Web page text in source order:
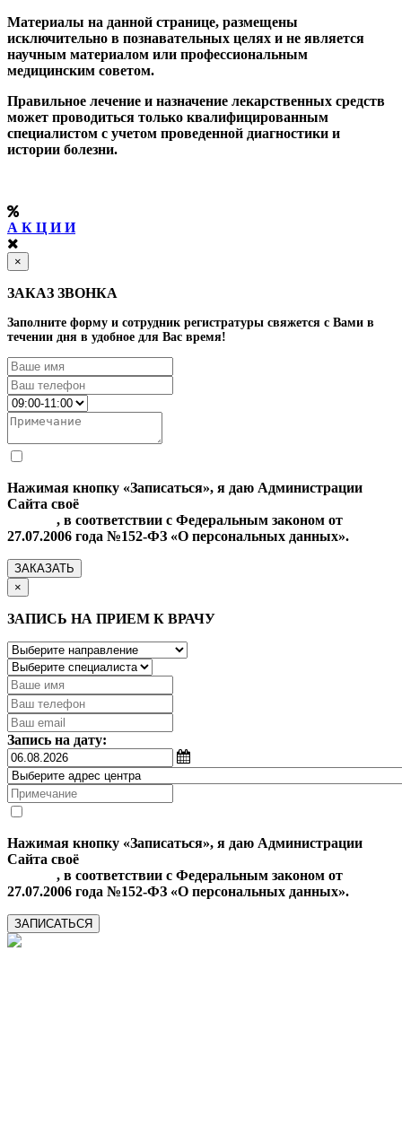
Материалы на данной странице, размещены
исключительно в познавательных целях и не является
научным материалом или профессиональным
медицинским советом.
Правильное лечение и назначение лекарственных средств
может проводиться только квалифицированным
специалистом с учетом проведенной диагностики и
истории болезни.
А К Ц И И
×
ЗАКАЗ ЗВОНКА
Заполните форму и сотрудник регистратуры свяжется с Вами в
течении дня в удобное для Вас время!
Нажимая кнопку «Записаться», я даю Администрации
Сайта своё
, в соответствии с Федеральным законом от
27.07.2006 года №152-ФЗ «О персональных данных».
ЗАКАЗАТЬ
×
ЗАПИСЬ НА ПРИЕМ К ВРАЧУ
Запись на дату:
Нажимая кнопку «Записаться», я даю Администрации
Сайта своё
, в соответствии с Федеральным законом от
27.07.2006 года №152-ФЗ «О персональных данных».
ЗАПИСАТЬСЯ